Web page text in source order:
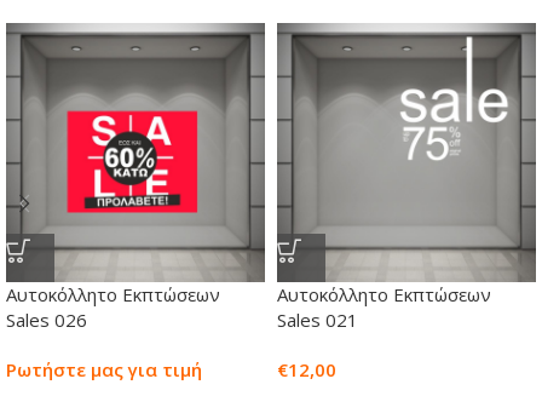
Αυτοκόλλητο Εκπτώσεων
Sales 026
Ρωτήστε μας για τιμή
Αυτοκόλλητο Εκπτώσεων
Sales 021
€12,00